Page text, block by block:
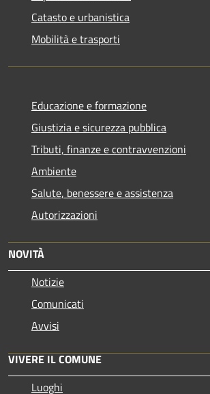
Catasto e urbanistica
Mobilità e trasporti
Educazione e formazione
Giustizia e sicurezza pubblica
Tributi, finanze e contravvenzioni
Ambiente
Salute, benessere e assistenza
Autorizzazioni
NOVITÀ
Notizie
Comunicati
Avvisi
VIVERE IL COMUNE
Luoghi